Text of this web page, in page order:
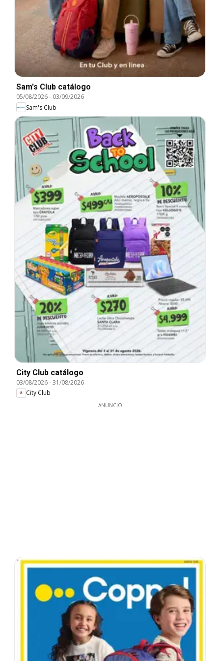
Sam's Club catálogo
05/08/2026- 03/09/2026
Sam's Club
City Club catálogo
03/08/2026-31/08/2026
City Club
ANUNCIO